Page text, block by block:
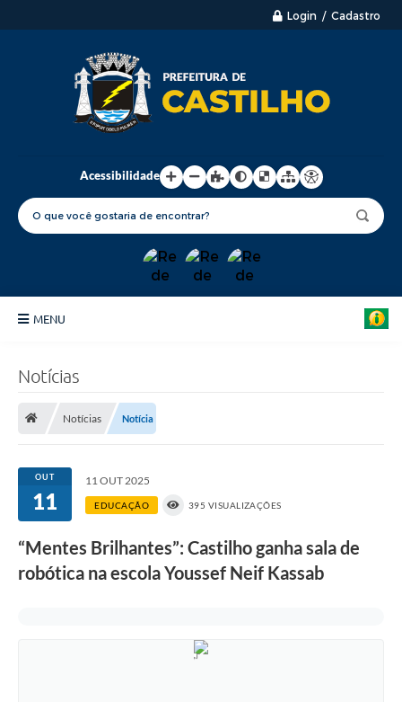
Login / Cadastro
Acessibilidade
MENU
Carta de Serviços
Turismo
Legislação
Notícias
Notícias Notícia
OUT
11
11 OUT 2025
EDUCAÇÃO 395 VISUALIZAÇÕES
“Mentes Brilhantes”: Castilho ganha sala de
robótica na escola Youssef Neif Kassab